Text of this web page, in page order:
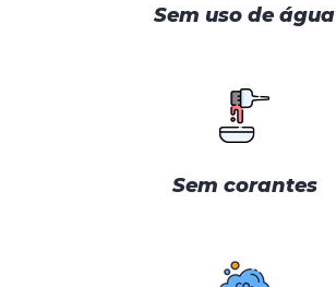
Sem uso de água
Sem corantes